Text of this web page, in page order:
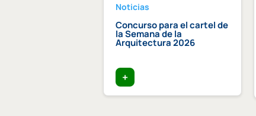
Noticias
Concurso para el cartel de
la Semana de la
Arquitectura 2026
+